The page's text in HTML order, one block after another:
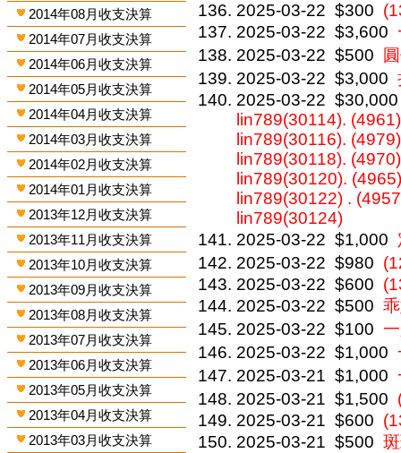
2014年08月收支決算
2014年07月收支決算
2014年06月收支決算
2014年05月收支決算
2014年04月收支決算
2014年03月收支決算
2014年02月收支決算
2014年01月收支決算
2013年12月收支決算
2013年11月收支決算
2013年10月收支決算
2013年09月收支決算
2013年08月收支決算
2013年07月收支決算
2013年06月收支決算
2013年05月收支決算
2013年04月收支決算
2013年03月收支決算
2025-03-22 $300
2025-03-22 $3,600
2025-03-22 $500
2025-03-22 $3,000
2025-03-22 $30,000
lin789(30114).
lin789(30116).
lin789(30118).
lin789(30120).
lin789(30122) .
lin789(30124)
2025-03-22 $1,000
2025-03-22 $980
2025-03-22 $600
2025-03-22 $500
2025-03-22 $100
2025-03-22 $1,000
2025-03-21 $1,000
2025-03-21 $1,500
2025-03-21 $600
2025-03-21 $500